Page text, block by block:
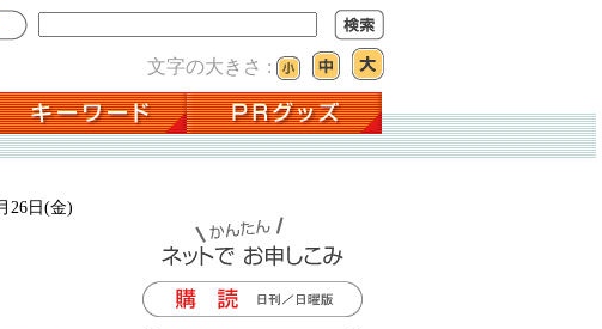
文字の大きさ :
26日(金)